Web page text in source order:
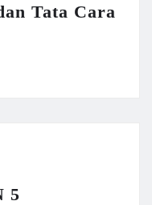
Tata Cara
5